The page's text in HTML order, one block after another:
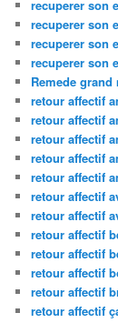
recuperer son
recuperer son
recuperer son
recuperer son
Remede
retour affectif
retour affectif
retour affectif
retour affectif
retour affectif
retour affectif
retour affectif
retour affectif
retour affectif
retour affectif
retour affectif
retour affectif